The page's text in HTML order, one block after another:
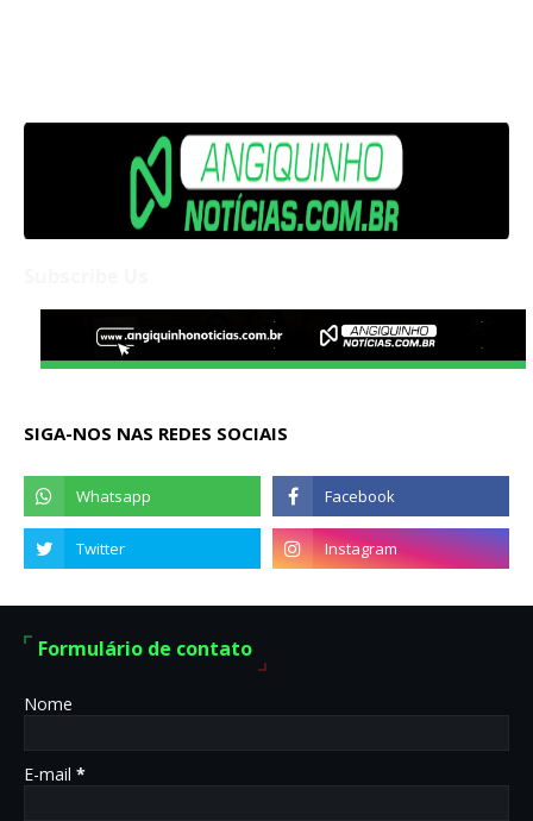
SIGA-NOS NAS REDES SOCIAIS
Formulário de contato
Nome
E-mail *